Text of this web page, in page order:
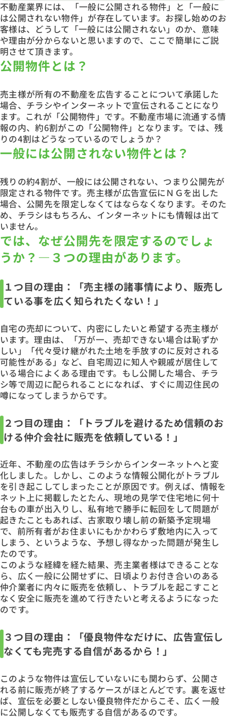
不動産業界には、「一般に公開される物件」と「一般に
は公開されない物件」が存在しています。お探し始めのお
客様は、どうして「一般には公開されない」のか、意味
や理由が分からないと思いますので、ここで簡単にご説
明させて頂きます。
公開物件とは？
売主様が所有の不動産を広告することについて承諾した
場合、チラシやインターネットで宣伝されることになり
ます。これが「公開物件」です。不動産市場に流通する情
報の内、約6割がこの「公開物件」となります。では、残
りの4割はどうなっているのでしょうか？
一般には公開されない物件とは？
残りの約4割が、一般には公開されない、つまり公開先が
限定される物件です。売主様が広告宣伝にＮＧを出した
場合、公開先を限定しなくてはならなくなります。そのた
め、チラシはもちろん、インターネットにも情報は出て
いません。
では、なぜ公開先を限定するのでしょ
うか？―３つの理由があります。
１つ目の理由：「売主様の諸事情により、販売し
ている事を広く知られたくない！」
自宅の売却について、内密にしたいと希望する売主様が
います。理由は、「万が一、売却できない場合は恥ずか
しい」「代々受け継がれた土地を手放すのに反対される
可能性がある」など、自宅周辺に知人や親戚が居住して
いる場合によくある理由です。もし公開した場合、チラ
シ等で周辺に配られることになれば、すぐに周辺住民の
噂になってしまうからです。
２つ目の理由：「トラブルを避けるため信頼のお
ける仲介会社に販売を依頼している！」
近年、不動産の広告はチラシからインターネットへと変
化しました。しかし、このような情報公開化がトラブル
を引き起こしてしまったことが原因です。例えば、情報を
ネット上に掲載したとたん、現地の見学で住宅地に何十
台もの車が出入りし、私有地で勝手に転回をして問題が
起きたこともあれば、古家取り壊し前の新築予定現場
で、前所有者がお住まいにもかかわらず敷地内に入って
しまう、というような、予想し得なかった問題が発生し
たのです。
このような経緯を経た結果、売主業者様はできることな
ら、広く一般に公開せずに、日頃よりお付き合いのある
仲介業者に内々に販売を依頼し、トラブルを起こすこと
なく安全に販売を進めて行きたいと考えるようになった
のです。
３つ目の理由：「優良物件なだけに、広告宣伝し
なくても完売する自信があるから！」
このような物件は宣伝していないにも関わらず、公開さ
れる前に販売が終了するケースがほとんどです。裏を返せ
ば、宣伝を必要としない優良物件だからこそ、広く一般
に公開しなくても販売する自信があるのです。